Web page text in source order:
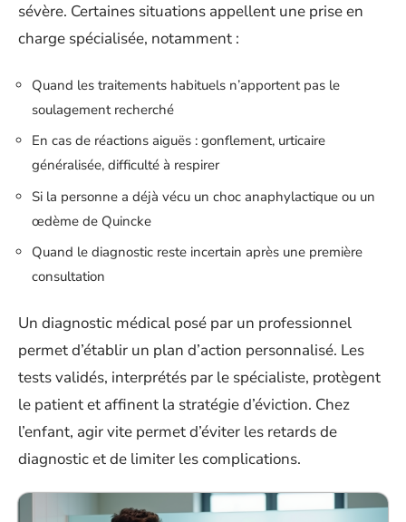
sévère. Certaines situations appellent une prise en
charge spécialisée, notamment :
Quand les traitements habituels n’apportent pas le
soulagement recherché
En cas de réactions aiguës : gonflement, urticaire
généralisée, difficulté à respirer
Si la personne a déjà vécu un choc anaphylactique ou un
œdème de Quincke
Quand le diagnostic reste incertain après une première
consultation
Un diagnostic médical posé par un professionnel
permet d’établir un plan d’action personnalisé. Les
tests validés, interprétés par le spécialiste, protègent
le patient et affinent la stratégie d’éviction. Chez
l’enfant, agir vite permet d’éviter les retards de
diagnostic et de limiter les complications.